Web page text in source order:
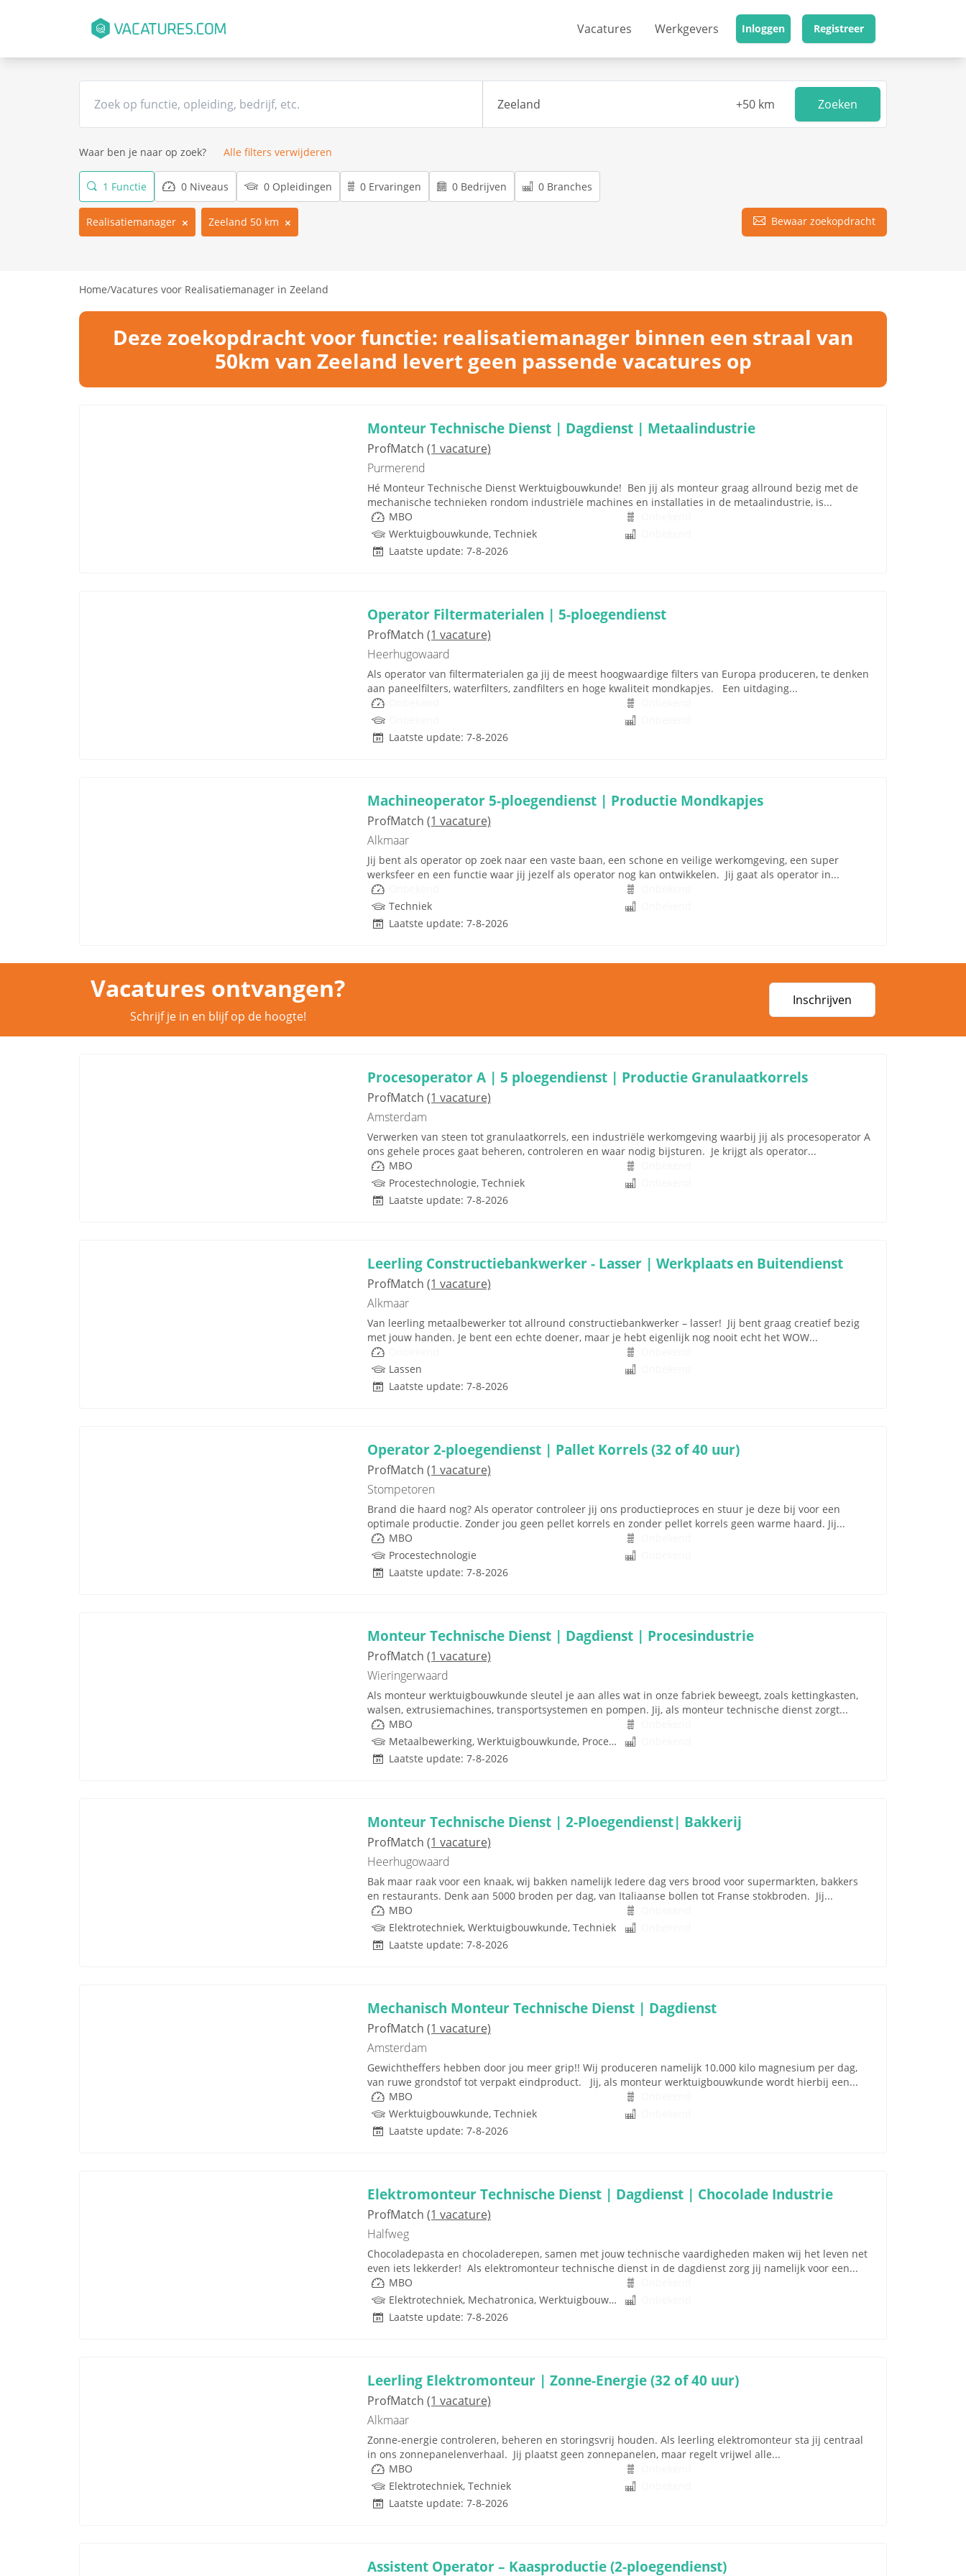
Vacatures Werkgevers Inloggen Registreer
Zoeken
Waar ben je naar op zoek? Alle filters verwijderen
1 Functie 0 Niveaus 0 Opleidingen 0 Ervaringen 0 Bedrijven 0 Branches
Realisatiemanager Zeeland 50 km Bewaar zoekopdracht
Home/Vacatures voor Realisatiemanager in Zeeland
Deze zoekopdracht voor functie: realisatiemanager binnen een straal van
50km van Zeeland levert geen passende vacatures op
Monteur Technische Dienst | Dagdienst | Metaalindustrie
ProfMatch (1 vacature)
Purmerend
Hé Monteur Technische Dienst Werktuigbouwkunde! Ben jij als monteur graag allround bezig met de
mechanische technieken rondom industriële machines en installaties in de metaalindustrie, is...
MBO
Werktuigbouwkunde, Techniek
Laatste update: 7-8-2026
Operator Filtermaterialen | 5-ploegendienst
ProfMatch (1 vacature)
Heerhugowaard
Als operator van filtermaterialen ga jij de meest hoogwaardige filters van Europa produceren, te denken
aan paneelfilters, waterfilters, zandfilters en hoge kwaliteit mondkapjes. Een uitdaging...
Laatste update: 7-8-2026
Machineoperator 5-ploegendienst | Productie Mondkapjes
ProfMatch (1 vacature)
Alkmaar
Jij bent als operator op zoek naar een vaste baan, een schone en veilige werkomgeving, een super
werksfeer en een functie waar jij jezelf als operator nog kan ontwikkelen. Jij gaat als operator in...
Techniek
Laatste update: 7-8-2026
Vacatures ontvangen?
Schrijf je in en blijf op de hoogte!
Inschrijven
Procesoperator A | 5 ploegendienst | Productie Granulaatkorrels
ProfMatch (1 vacature)
Amsterdam
Verwerken van steen tot granulaatkorrels, een industriële werkomgeving waarbij jij als procesoperator A
ons gehele proces gaat beheren, controleren en waar nodig bijsturen. Je krijgt als operator...
MBO
Procestechnologie, Techniek
Laatste update: 7-8-2026
Leerling Constructiebankwerker - Lasser | Werkplaats en Buitendienst
ProfMatch (1 vacature)
Alkmaar
Van leerling metaalbewerker tot allround constructiebankwerker – lasser! Jij bent graag creatief bezig
met jouw handen. Je bent een echte doener, maar je hebt eigenlijk nog nooit echt het WOW...
Lassen
Laatste update: 7-8-2026
Operator 2-ploegendienst | Pallet Korrels (32 of 40 uur)
ProfMatch (1 vacature)
Stompetoren
Brand die haard nog? Als operator controleer jij ons productieproces en stuur je deze bij voor een
optimale productie. Zonder jou geen pellet korrels en zonder pellet korrels geen warme haard. Jij...
MBO
Procestechnologie
Laatste update: 7-8-2026
Monteur Technische Dienst | Dagdienst | Procesindustrie
ProfMatch (1 vacature)
Wieringerwaard
Als monteur werktuigbouwkunde sleutel je aan alles wat in onze fabriek beweegt, zoals kettingkasten,
walsen, extrusiemachines, transportsystemen en pompen. Jij, als monteur technische dienst zorgt...
MBO
Metaalbewerking, Werktuigbouwkunde, Procestechnologie, Techniek
Laatste update: 7-8-2026
Monteur Technische Dienst | 2-Ploegendienst| Bakkerij
ProfMatch (1 vacature)
Heerhugowaard
Bak maar raak voor een knaak, wij bakken namelijk Iedere dag vers brood voor supermarkten, bakkers
en restaurants. Denk aan 5000 broden per dag, van Italiaanse bollen tot Franse stokbroden. Jij...
MBO
Elektrotechniek, Werktuigbouwkunde, Techniek
Laatste update: 7-8-2026
Mechanisch Monteur Technische Dienst | Dagdienst
ProfMatch (1 vacature)
Amsterdam
Gewichtheffers hebben door jou meer grip!! Wij produceren namelijk 10.000 kilo magnesium per dag,
van ruwe grondstof tot verpakt eindproduct. Jij, als monteur werktuigbouwkunde wordt hierbij een...
MBO
Werktuigbouwkunde, Techniek
Laatste update: 7-8-2026
Elektromonteur Technische Dienst | Dagdienst | Chocolade Industrie
ProfMatch (1 vacature)
Halfweg
Chocoladepasta en chocoladerepen, samen met jouw technische vaardigheden maken wij het leven net
even iets lekkerder! Als elektromonteur technische dienst in de dagdienst zorg jij namelijk voor een...
MBO
Elektrotechniek, Mechatronica, Werktuigbouwkunde, Besturingstechniek, Techniek
Laatste update: 7-8-2026
Leerling Elektromonteur | Zonne-Energie (32 of 40 uur)
ProfMatch (1 vacature)
Alkmaar
Zonne-energie controleren, beheren en storingsvrij houden. Als leerling elektromonteur sta jij centraal
in ons zonnepanelenverhaal. Jij plaatst geen zonnepanelen, maar regelt vrijwel alle...
MBO
Elektrotechniek, Techniek
Laatste update: 7-8-2026
Assistent Operator – Kaasproductie (2-ploegendienst)